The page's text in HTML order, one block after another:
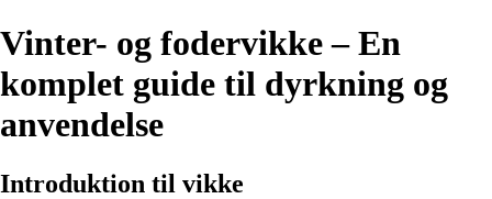
Vinter- og fodervikke – En
komplet guide til dyrkning og
anvendelse
Introduktion til vikke